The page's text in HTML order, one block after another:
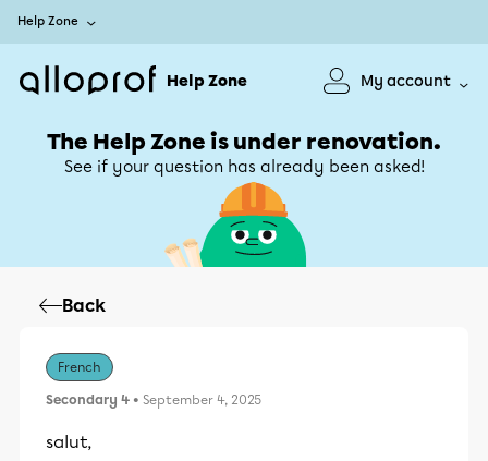
Help Zone
Help Zone My account
The Help Zone is under renovation.
See if your question has already been asked!
Back
French
Secondary 4 • September 4, 2025
salut,